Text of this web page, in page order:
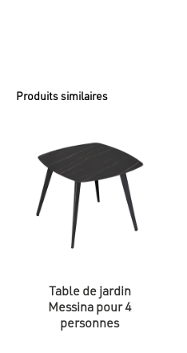
Produits similaires
Table de jardin
Messina pour 4
personnes